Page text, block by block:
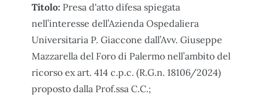
Titolo: Presa d'atto difesa spiegata
nell’interesse dell’Azienda Ospedaliera
Universitaria P. Giaccone dall’Avv. Giuseppe
Mazzarella del Foro di Palermo nell’ambito del
ricorso ex art. 414 c.p.c. (R.G.n. 18106/2024)
proposto dalla Prof.ssa C.C.;